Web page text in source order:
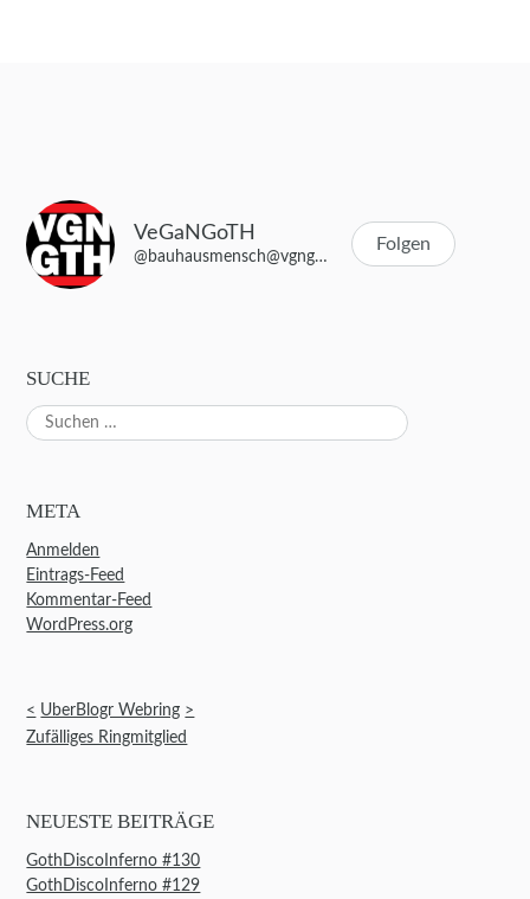
VeGaNGoTH
@bauhausmensch@vgngth.de
Folgen
SUCHE
Suchen
nach:
META
Anmelden
Eintrags-Feed
Kommentar-Feed
WordPress.org
< UberBlogr Webring >
Zufälliges Ringmitglied
NEUESTE BEITRÄGE
GothDiscoInferno #130
GothDiscoInferno #129